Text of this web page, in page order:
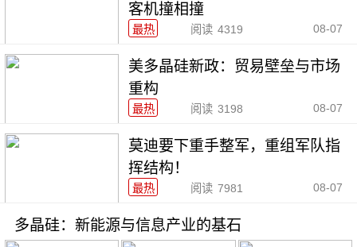
客机撞相撞
最热 阅读 4319 08-07
美多晶硅新政：贸易壁垒与市场
重构
最热 阅读 3198 08-07
莫迪要下重手整军，重组军队指
挥结构！
最热 阅读 7981 08-07
多晶硅：新能源与信息产业的基石